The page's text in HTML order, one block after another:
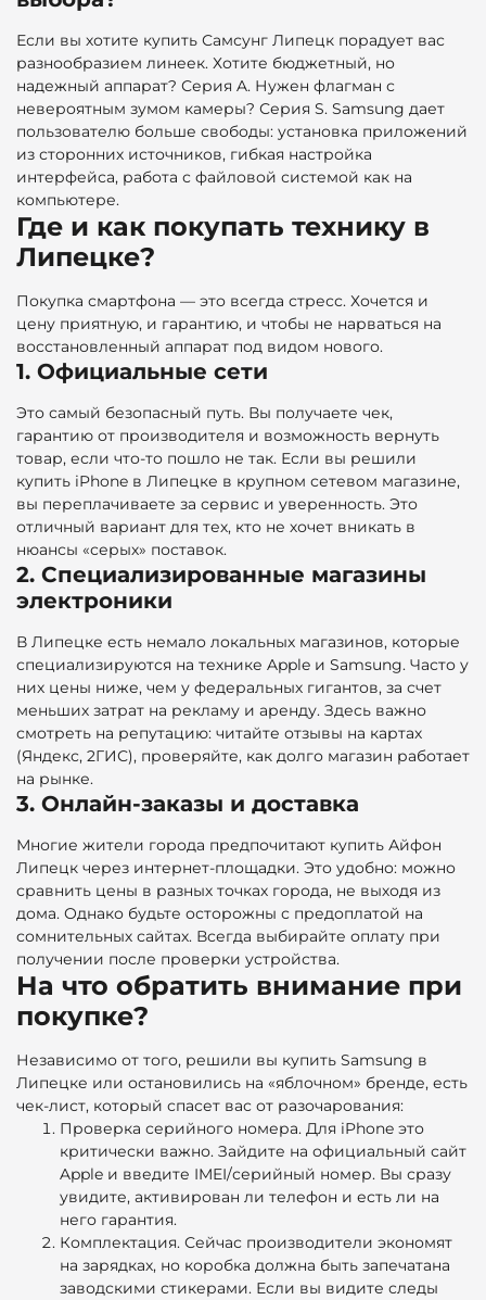
Если вы хотите купить Самсунг Липецк порадует вас
разнообразием линеек. Хотите бюджетный, но
надежный аппарат? Серия A. Нужен флагман с
невероятным зумом камеры? Серия S. Samsung дает
пользователю больше свободы: установка приложений
из сторонних источников, гибкая настройка
интерфейса, работа с файловой системой как на
компьютере.
Где и как покупать технику в
Липецке?
Покупка смартфона — это всегда стресс. Хочется и
цену приятную, и гарантию, и чтобы не нарваться на
восстановленный аппарат под видом нового.
1. Официальные сети
Это самый безопасный путь. Вы получаете чек,
гарантию от производителя и возможность вернуть
товар, если что-то пошло не так. Если вы решили
купить iPhone в Липецке в крупном сетевом магазине,
вы переплачиваете за сервис и уверенность. Это
отличный вариант для тех, кто не хочет вникать в
нюансы «серых» поставок.
2. Специализированные магазины
электроники
В Липецке есть немало локальных магазинов, которые
специализируются на технике Apple и Samsung. Часто у
них цены ниже, чем у федеральных гигантов, за счет
меньших затрат на рекламу и аренду. Здесь важно
смотреть на репутацию: читайте отзывы на картах
(Яндекс, 2ГИС), проверяйте, как долго магазин работает
на рынке.
3. Онлайн-заказы и доставка
Многие жители города предпочитают купить Айфон
Липецк через интернет-площадки. Это удобно: можно
сравнить цены в разных точках города, не выходя из
дома. Однако будьте осторожны с предоплатой на
сомнительных сайтах. Всегда выбирайте оплату при
получении после проверки устройства.
На что обратить внимание при
покупке?
Независимо от того, решили вы купить Samsung в
Липецке или остановились на «яблочном» бренде, есть
чек-лист, который спасет вас от разочарования:
Проверка серийного номера. Для iPhone это
критически важно. Зайдите на официальный сайт
Apple и введите IMEI/серийный номер. Вы сразу
увидите, активирован ли телефон и есть ли на
него гарантия.
Комплектация. Сейчас производители экономят
на зарядках, но коробка должна быть запечатана
заводскими стикерами. Если вы видите следы